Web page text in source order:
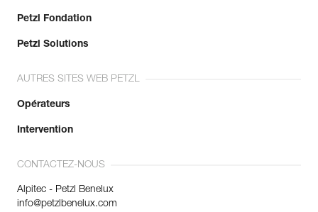
Petzl Fondation
Petzl Solutions
AUTRES SITES WEB PETZL
Opérateurs
Intervention
CONTACTEZ-NOUS
Alpitec - Petzl Benelux
info@petzlbenelux.com